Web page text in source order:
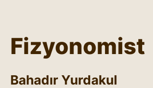
Fizyonomist
Bahadır Yurdakul